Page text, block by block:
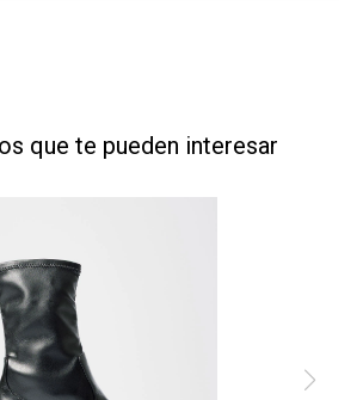
que te pueden interesar